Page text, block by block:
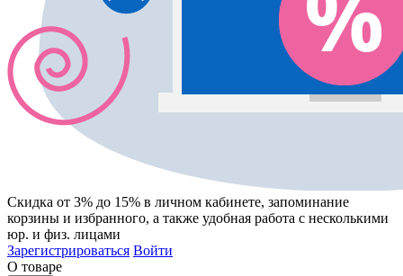
Скидка от 3% до 15% в личном кабинете, запоминание
корзины и избранного, а также удобная работа с несколькими
юр. и физ. лицами
Зарегистрироваться Войти
О товаре